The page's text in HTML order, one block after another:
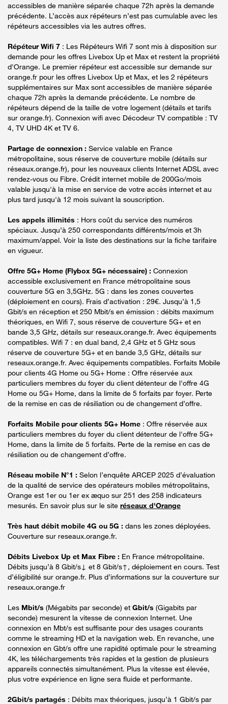
accessibles de manière séparée chaque 72h après la demande
précédente. L’accès aux répéteurs n’est pas cumulable avec les
répéteurs accessibles via les autres offres.
Répéteur Wifi 7 : Les Répéteurs Wifi 7 sont mis à disposition sur
demande pour les offres Livebox Up et Max et restent la propriété
d'Orange. Le premier répéteur est accessible sur demande sur
orange.fr pour les offres Livebox Up et Max, et les 2 répéteurs
supplémentaires sur Max sont accessibles de manière séparée
chaque 72h après la demande précédente. Le nombre de
répéteurs dépend de la taille de votre logement (détails et tarifs
sur orange.fr). Connexion wifi avec Décodeur TV compatible : TV
4, TV UHD 4K et TV 6.
Partage de connexion : Service valable en France
métropolitaine, sous réserve de couverture mobile (détails sur
réseaux.orange.fr), pour les nouveaux clients Internet ADSL avec
rendez-vous ou Fibre. Crédit internet mobile de 200Go/mois
valable jusqu'à la mise en service de votre accès internet et au
plus tard jusqu'à 12 mois suivant la souscription.
Les appels illimités : Hors coût du service des numéros
spéciaux. Jusqu’à 250 correspondants différents/mois et 3h
maximum/appel. Voir la liste des destinations sur la fiche tarifaire
en vigueur.
Offre 5G+ Home (Flybox 5G+ nécessaire) : Connexion
accessible exclusivement en France métropolitaine sous
couverture 5G en 3,5GHz. 5G : dans les zones couvertes
(déploiement en cours). Frais d’activation : 29€. Jusqu’à 1,5
Gbit/s en réception et 250 Mbit/s en émission : débits maximum
théoriques, en Wifi 7, sous réserve de couverture 5G+ et en
bande 3,5 GHz, détails sur reseaux.orange.fr. Avec équipements
compatibles. Wifi 7 : en dual band, 2,4 GHz et 5 GHz sous
réserve de couverture 5G+ et en bande 3,5 GHz, détails sur
reseaux.orange.fr. Avec équipements compatibles. Forfaits Mobile
pour clients 4G Home ou 5G+ Home : Offre réservée aux
particuliers membres du foyer du client détenteur de l'offre 4G
Home ou 5G+ Home, dans la limite de 5 forfaits par foyer. Perte
de la remise en cas de résiliation ou de changement d’offre.
Forfaits Mobile pour clients 5G+ Home : Offre réservée aux
particuliers membres du foyer du client détenteur de l'offre 5G+
Home, dans la limite de 5 forfaits. Perte de la remise en cas de
résiliation ou de changement d’offre.
Réseau mobile N°1 : Selon l’enquête ARCEP 2025 d’évaluation
de la qualité de service des opérateurs mobiles métropolitains,
Orange est 1er ou 1er ex æquo sur 251 des 258 indicateurs
mesurés. En savoir plus sur le site réseaux d'Orange
Très haut débit mobile 4G ou 5G : dans les zones déployées.
Couverture sur reseaux.orange.fr.
Débits Livebox Up et Max Fibre : En France métropolitaine.
Débits jusqu’à 8 Gbit/s↓ et 8 Gbit/s↑, déploiement en cours. Test
d’éligibilité sur orange.fr. Plus d’informations sur la couverture sur
reseaux.orange.fr
Les Mbit/s (Mégabits par seconde) et Gbit/s (Gigabits par
seconde) mesurent la vitesse de connexion Internet. Une
connexion en Mbt/s est suffisante pour des usages courants
comme le streaming HD et la navigation web. En revanche, une
connexion en Gbt/s offre une rapidité optimale pour le streaming
4K, les téléchargements très rapides et la gestion de plusieurs
appareils connectés simultanément. Plus la vitesse est élevée,
plus votre expérience en ligne sera fluide et performante.
2Gbit/s partagés : Débits max théoriques, jusqu’à 1 Gbit/s par